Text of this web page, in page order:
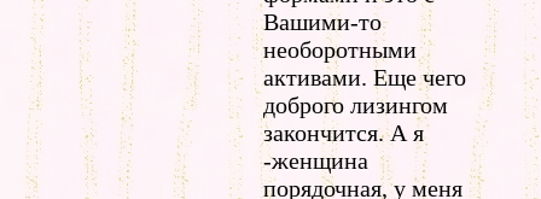
Вашими-то
необоротными
активами. Еще чего
доброго лизингом
закончится. А я
-женщина
порядочная, у меня